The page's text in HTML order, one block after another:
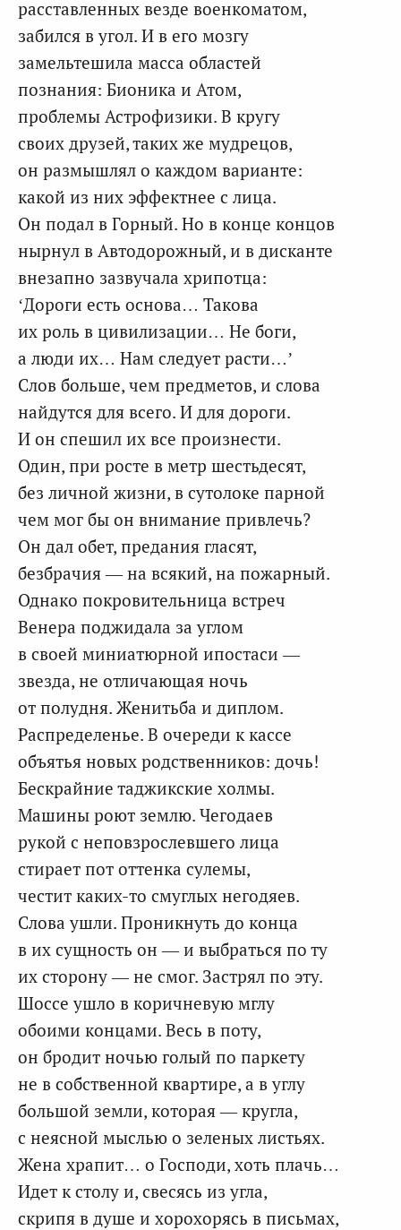
расставленных везде военкоматом,
забился в угол. И в его мозгу
замельтешила масса областей
познания: Бионика и Атом,
проблемы Астрофизики. В кругу
своих друзей, таких же мудрецов,
он размышлял о каждом варианте:
какой из них эффектнее с лица.
Он подал в Горный. Но в конце концов
нырнул в Автодорожный, и в дисканте
внезапно зазвучала хрипотца:
‘Дороги есть основа… Такова
их роль в цивилизации… Не боги,
а люди их… Нам следует расти…’
Слов больше, чем предметов, и слова
найдутся для всего. И для дороги.
И он спешил их все произнести.
Один, при росте в метр шестьдесят,
без личной жизни, в сутолоке парной
чем мог бы он внимание привлечь?
Он дал обет, предания гласят,
безбрачия — на всякий, на пожарный.
Однако покровительница встреч
Венера поджидала за углом
в своей миниатюрной ипостаси —
звезда, не отличающая ночь
от полудня. Женитьба и диплом.
Распределенье. В очереди к кассе
объятья новых родственников: дочь!
Бескрайние таджикские холмы.
Машины роют землю. Чегодаев
рукой с неповзрослевшего лица
стирает пот оттенка сулемы,
честит каких-то смуглых негодяев.
Слова ушли. Проникнуть до конца
в их сущность он — и выбраться по ту
их сторону — не смог. Застрял по эту.
Шоссе ушло в коричневую мглу
обоими концами. Весь в поту,
он бродит ночью голый по паркету
не в собственной квартире, а в углу
большой земли, которая — кругла,
с неясной мыслью о зеленых листьях.
Жена храпит… о Господи, хоть плачь…
Идет к столу и, свесясь из угла,
скрипя в душе и хорохорясь в письмах,